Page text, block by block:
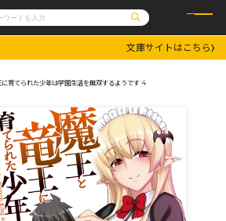
文庫
ノベルス
通販・NEWS
OVERLAP STORE
オーバーラップ広報室
ディングス
お問い合わせはこちら
オーバーラップ文庫
文庫サイトはこちら
に育てられた少年は学園生活を無双するようです 4